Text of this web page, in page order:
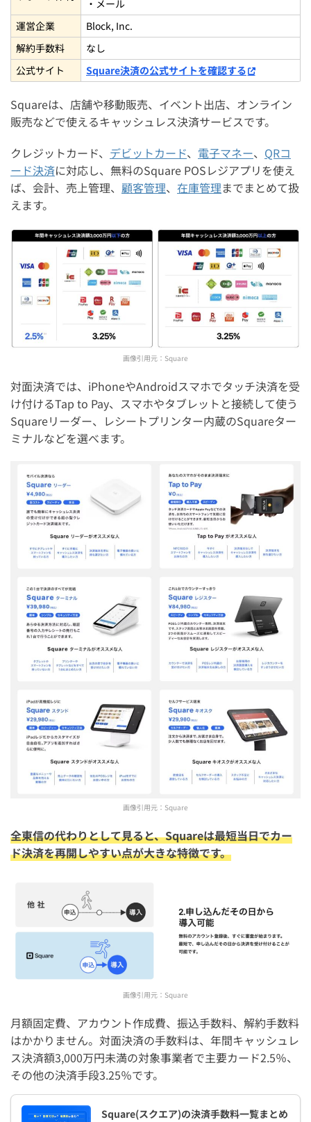
・メール
運営企業
Block​, Inc.
解約手数料
なし
公式サイト
Square決済の公式サイトを確認する
Squareは、店舗や移動販売、イベント出店、オンライン
販売などで使えるキャッシュレス決済サービスです。
クレジットカード、 デビットカード、 電子マネー、 QRコ
ード決済に対応し、無料のSquare POSレジアプリを使え
ば、会計、売上管理、 顧客管理、 在庫管理までまとめて扱
えます。
画像引用元： Square
対面決済では、iPhoneやAndroidスマホでタッチ決済を受
け付けるTap to Pay、スマホやタブレットと接続して使う
Squareリーダー、レシートプリンター内蔵のSquareター
ミナルなどを選べます。
画像引用元： Square
全東信の代わりとして見ると、Squareは最短当日でカー
ド決済を再開しやすい点が大きな特徴です。
画像引用元： Square
月額固定費、アカウント作成費、振込手数料、解約手数料
はかかりません。対面決済の手数料は、年間キャッシュレ
ス決済額3,000万円未満の対象事業者で主要カード2.5％、
その他の決済手段3.25％です。
Square(スクエア)の決済手数料一覧まとめ